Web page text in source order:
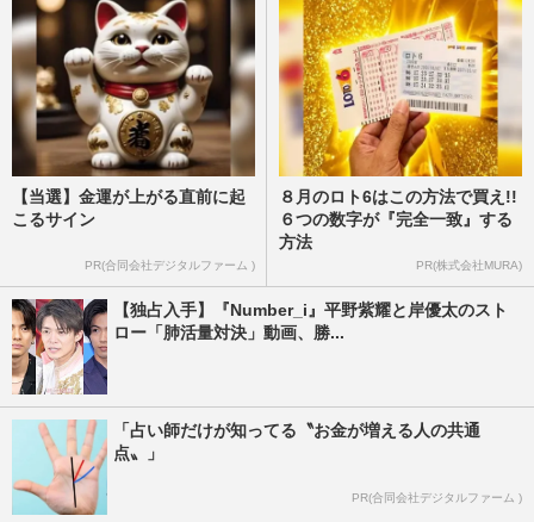
【当選】金運が上がる直前に起
こるサイン
PR(合同会社デジタルファーム )
８月のロト6はこの方法で買え!!
６つの数字が『完全一致』する
方法
PR(株式会社MURA)
【独占入手】『Number_i』平野紫耀と岸優太のスト
ロー「肺活量対決」動画、勝...
「占い師だけが知ってる〝お金が増える人の共通
点〟」
PR(合同会社デジタルファーム )